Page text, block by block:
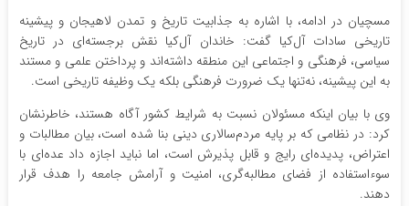
مسچیان در ادامه، با اشاره به جذابیت تاریخ و تمدن لاهیجان و پیشینه
تاریخی سادات آل‌کیا گفت: خاندان آل‌کیا نقش برجسته‌ای در تاریخ
سیاسی، فرهنگی و اجتماعی این منطقه داشته‌اند و پرداختن علمی و مستند
به این پیشینه، نه‌تنها یک ضرورت فرهنگی بلکه یک وظیفه تاریخی است.
وی با بیان اینکه مسئولان نسبت به شرایط کشور آگاه هستند، خاطرنشان
کرد: در نظامی که بر پایه مردم‌سالاری دینی بنا شده است، بیان مطالبات و
اعتراض، پدیده‌ای رایج و قابل پذیرش است، اما نباید اجازه داد عده‌ای با
سوءاستفاده از فضای مطالبه‌گری، امنیت و آرامش جامعه را هدف قرار
دهند.